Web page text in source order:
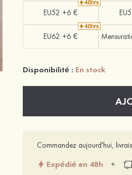
EU52 +6 €
EU62 +6 €
Disponibilité : En stock
Commandez aujourd'hui,
Expédié en 48h +